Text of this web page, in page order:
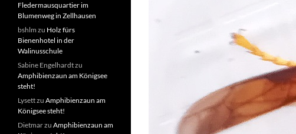
Fledermausquartier im
Blumenweg in Zellhausen
bshlm zu Holz fürs
Bienenhotel in der
Walinusschule
Sabine Engelhardtzu
Amphibienzaun am Königsee
steht!
Lysettzu Amphibienzaun am
Königsee steht!
Dietmarzu Amphibienzaun am